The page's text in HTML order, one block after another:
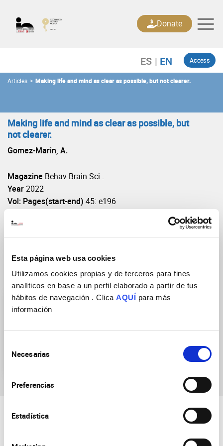
Esta página web usa cookies
Utilizamos cookies propias y de terceros para fines
analíticos en base a un perfil elaborado a partir de tus
hábitos de navegación . Clica AQUÍ para más
información
Necesarias
Preferencias
Estadística
content
Access
Donate
Articles > Making life and mind as clear as possible, but not clearer.
Making life and mind as clear as possible, but
not clearer.
Gomez-Marin, A.
Magazine Behav Brain Sci .
Year2022
Vol: Pages(start-end) 45: e196
Research Groups
Behavior of Organisms